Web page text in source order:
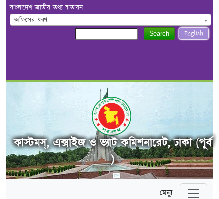
বাংলাদেশ জাতীয় তথ্য বাতায়ন
অফিসের ধরণ
English
Search
কাস্টমস্, এক্সাইজ ও ভ্যাট কমিশনারেট, ঢাকা (পূর্ব
)
মেন্যু